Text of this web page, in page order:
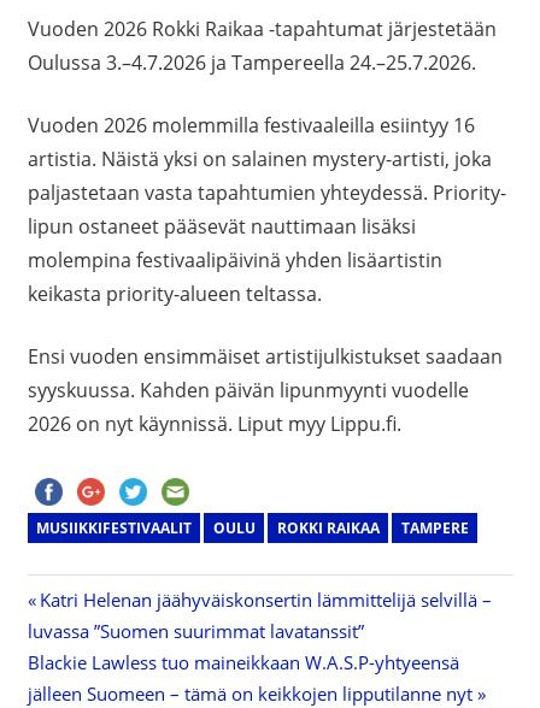
Vuoden 2026 Rokki Raikaa -tapahtumat järjestetään
Oulussa 3.–4.7.2026 ja Tampereella 24.–25.7.2026.
Vuoden 2026 molemmilla festivaaleilla esiintyy 16
artistia. Näistä yksi on salainen mystery-artisti, joka
paljastetaan vasta tapahtumien yhteydessä. Priority-
lipun ostaneet pääsevät nauttimaan lisäksi
molempina festivaalipäivinä yhden lisäartistin
keikasta priority-alueen teltassa.
Ensi vuoden ensimmäiset artistijulkistukset saadaan
syyskuussa. Kahden päivän lipunmyynti vuodelle
2026 on nyt käynnissä. Liput myy Lippu.fi.
MUSIIKKIFESTIVAALIT OULU ROKKI RAIKAA TAMPERE
Artikkelien
selaus
Previous
Post:
Katri Helenan jäähyväiskonsertin lämmittelijä selvillä –
luvassa ”Suomen suurimmat lavatanssit”
Next
Post:
Blackie Lawless tuo maineikkaan W.A.S.P-yhtyeensä
jälleen Suomeen – tämä on keikkojen lipputilanne nyt